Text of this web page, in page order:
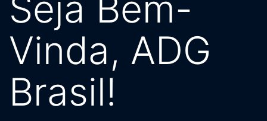
Vinda, ADG
Brasil!